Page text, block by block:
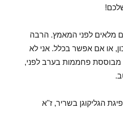
מלאים לפני המאמץ. הרבה
או אם אפשר בכלל. אני לא
מבוססת פחממות בערב לפני,
הגליקוגן בשריר, ז"א